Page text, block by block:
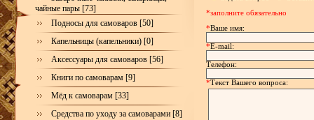
чайные пары [73]
Подносы для самоваров [50]
Капельницы (капельники) [0]
Аксессуары для самоваров [56]
Книги по самоварам [9]
Мёд к самоварам [33]
Средства по уходу за самоварами [8]
*заполните обязательно
*Ваше имя:
*E-mail:
Телефон:
*Текст Вашего вопроса: